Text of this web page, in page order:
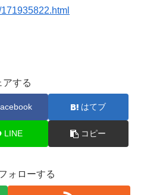
アする
はてブ
LINE コピー
ォローする